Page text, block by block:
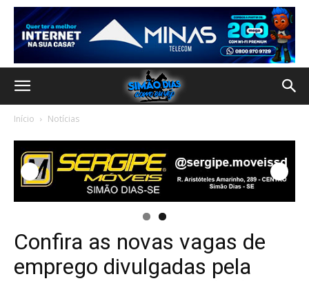
Início Notícias
Confira as novas vagas de
emprego divulgadas pela